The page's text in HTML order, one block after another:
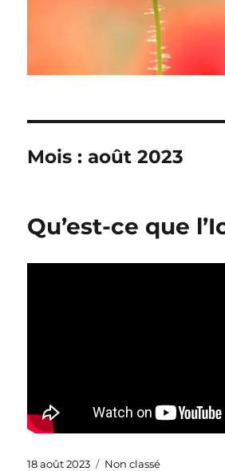
Mois :août 2023
Qu’est-ce que
Publié
18 août 2023 Catégories
Non classé